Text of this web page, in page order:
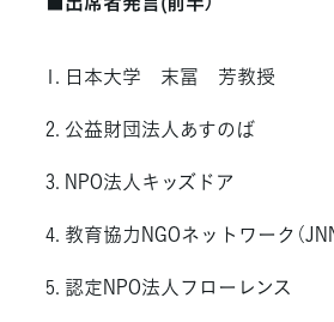
日本大学 末冨 芳教授
公益財団法人あすのば
NPO法人キッズドア
教育協力NGOネットワーク（
認定NPO法人フローレンス